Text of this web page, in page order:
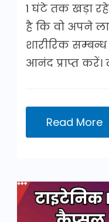
1 घंटे तक खड़ा रहे
है कि वो अपने
शारीरिक
आनंद प्राप्त
Read More
टाइटेनिक
k2